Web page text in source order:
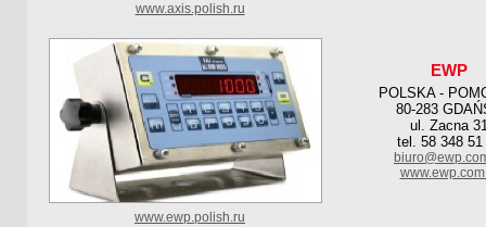
www.axis.polish.ru
EWP
POLSKA -
80-283
ul. Zacna
tel. 58 348 51
www.ewp.polish.ru